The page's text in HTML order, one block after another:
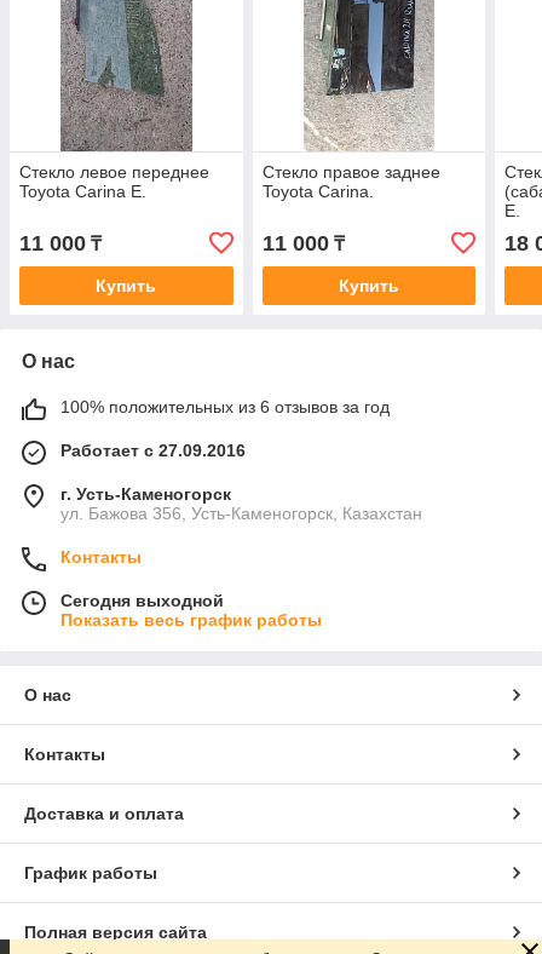
Стекло левое переднее
Toyota Carina E.
11 000 ₸
Купить
Стекло правое заднее
Toyota Carina.
11 000₸
Купить
E.
18
О нас
100% положительных из 6 отзывов за год
Работает с 27.09.2016
г. Усть-Каменогорск
ул. Бажова 356, Усть-Каменогорск, Казахстан
Контакты
Сегодня выходной
Показать весь график работы
О нас
Контакты
Доставка и оплата
График работы
Полная версия сайта